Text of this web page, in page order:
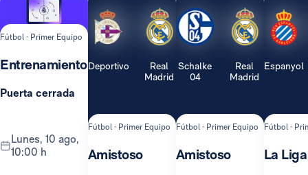
Fútbol · Primer Equipo
Entrenamiento
Puerta cerrada
lunes, 10 ago,
10:00 h
Deportivo
Real
Madrid
Fútbol · Primer Equipo
Amistoso
Schalke
04
Real
Madrid
Fútbol · Primer Equipo
Amistoso
Espanyol
Fútbol ·
La Liga